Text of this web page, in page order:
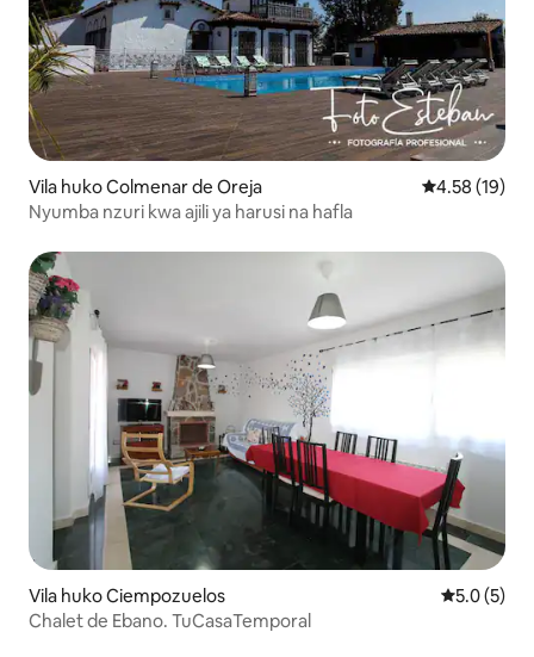
Vila huko Colmenar de Oreja Ukadiriaji wa
4.58 (19)
Nyumba nzuri kwa ajili ya harusi na hafla
Vila huko Ciempozuelos Ukadiriaji
5.0 (5)
Chalet de Ebano. TuCasaTemporal